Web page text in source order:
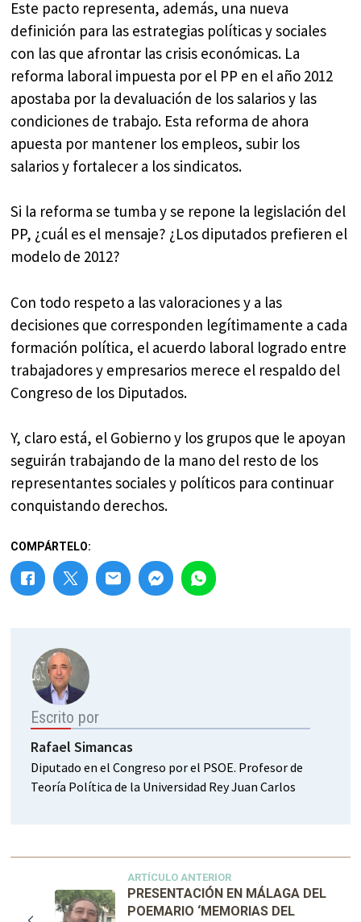
Este pacto representa, además, una nueva
definición para las estrategias políticas y sociales
con las que afrontar las crisis económicas. La
reforma laboral impuesta por el PP en el año 2012
apostaba por la devaluación de los salarios y las
condiciones de trabajo. Esta reforma de ahora
apuesta por mantener los empleos, subir los
salarios y fortalecer a los sindicatos.
Si la reforma se tumba y se repone la legislación del
PP, ¿cuál es el mensaje? ¿Los diputados prefieren el
modelo de 2012?
Con todo respeto a las valoraciones y a las
decisiones que corresponden legítimamente a cada
formación política, el acuerdo laboral logrado entre
trabajadores y empresarios merece el respaldo del
Congreso de los Diputados.
Y, claro está, el Gobierno y los grupos que le apoyan
seguirán trabajando de la mano del resto de los
representantes sociales y políticos para continuar
conquistando derechos.
COMPÁRTELO:
Escrito por
Rafael Simancas
Diputado en el Congreso por el PSOE. Profesor de
Teoría Política de la Universidad Rey Juan Carlos
ARTÍCULO ANTERIOR
PRESENTACIÓN EN MÁLAGA DEL
POEMARIO ‘MEMORIAS DEL